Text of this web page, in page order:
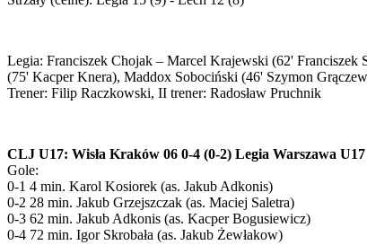
Legia: Franciszek Chojak – Marcel Krajewski (62'
(75' Kacper Knera), Maddox Sobociński (46' Szymon
Trener: Filip Raczkowski, II trener: Radosław Pruchnik
CLJ U17: Wisła Kraków 06 0-4 (0-2) Legia Warszawa U17
Gole:
0-1 4 min. Karol Kosiorek (as. Jakub Adkonis)
0-2 28 min. Jakub Grzejszczak (as. Maciej Saletra)
0-3 62 min. Jakub Adkonis (as. Kacper Bogusiewicz)
0-4 72 min. Igor Skrobała (as. Jakub Żewłakow)